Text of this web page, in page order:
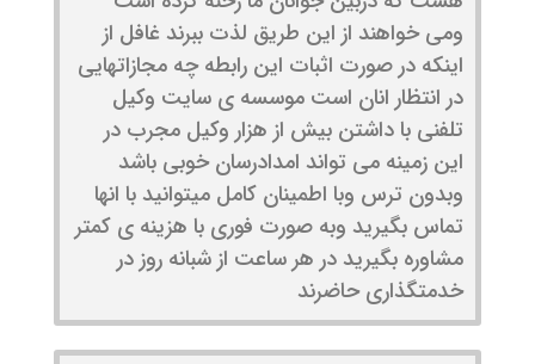
ومی خواهند از این طریق لذت ببرند غافل از
اینکه در صورت اثبات این رابطه چه مجازاتهایی
در انتظار انان است موسسه ی سایت وکیل
تلفنی با داشتن بیش از هزار وکیل مجرب در
این زمینه می تواند امدادرسان خوبی باشد
وبدون ترس وبا اطمینان کامل میتوانید با انها
تماس بگیرید وبه صورت فوری با هزینه ی کمتر
مشاوره بگیرید در هر ساعت از شبانه روز در
خدمتگذاری حاضرند